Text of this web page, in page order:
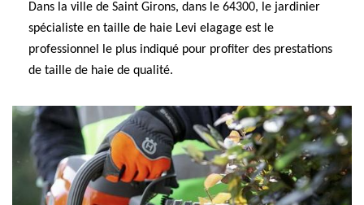
Dans la ville de Saint Girons, dans le 64300, le jardinier
spécialiste en taille de haie Levi elagage est le
professionnel le plus indiqué pour profiter des prestations
de taille de haie de qualité.